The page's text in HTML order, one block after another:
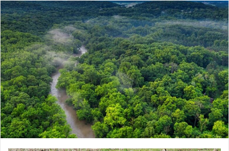
v
o
y
e
r
u
n
c
o
u
r